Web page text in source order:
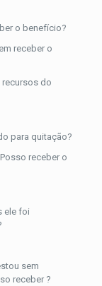
o benefício?
receber o
recursos do
para quitação?
receber o
ele foi
sem
receber ?